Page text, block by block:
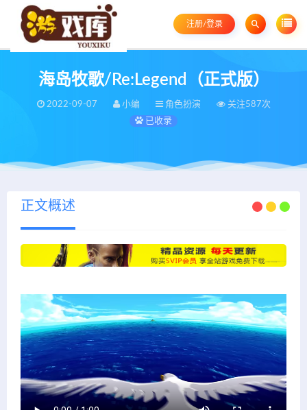
注册/登录
海岛牧歌/Re:Legend（正式版）
2022-09-07 小编 角色扮演
关注587次
已收录
正文概述